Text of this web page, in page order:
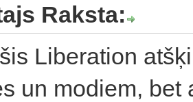
Raksta:
Liberation
un modiem,